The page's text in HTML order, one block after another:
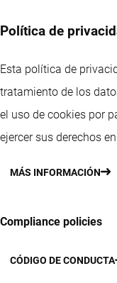
Política de
Esta política de
tratamiento de los
el uso de cookies por
ejercer sus derechos
MÁS INFORMACIÓN
Compliance policies
CÓDIGO DE CONDUCTA